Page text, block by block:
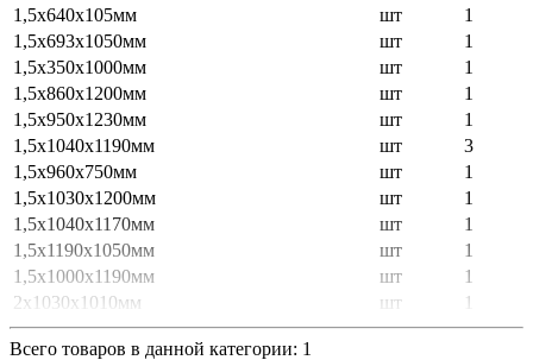
1,5х640х105мм
шт
1
1,5х693х1050мм
шт
1
1,5х350х1000мм
шт
1
1,5х860х1200мм
шт
1
1,5х950х1230мм
шт
1
1,5х1040х1190мм
шт
3
1,5х960х750мм
шт
1
1,5х1030х1200мм
шт
1
1,5х1040х1170мм
шт
1
1,5х1190х1050мм
шт
1
1,5х1000х1190мм
шт
1
2х1030х1010мм
шт 1
Всего товаров в данной категории: 1